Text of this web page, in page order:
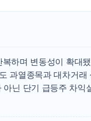
하며 변동성이 확대
과열종목과 대차거
닌 단기 급등주 차익